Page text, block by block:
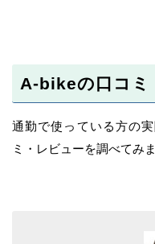
A-bikeの口コミ
通勤で使っている方の
ミ・レビューを調べてみま